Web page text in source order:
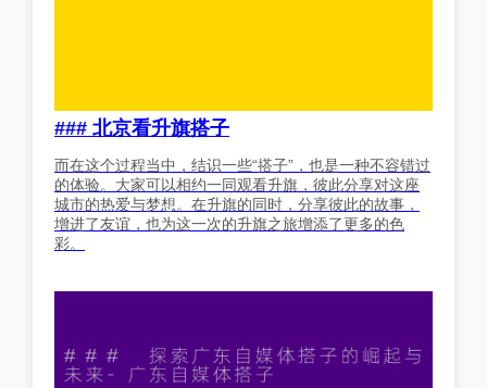
### 北京看升旗搭子
而在这个过程当中，结识一些“搭子”，也是一种不容错过
的体验。大家可以相约一同观看升旗，彼此分享对这座
城市的热爱与梦想。在升旗的同时，分享彼此的故事，
增进了友谊，也为这一次的升旗之旅增添了更多的色
彩。